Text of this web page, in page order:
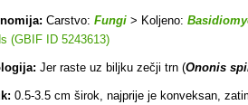
Carstvo: Fungi > Koljeno:
(GBIF ID 5243613)
Jer raste uz biljku zečji trn (Ononis
0.5-3.5 cm širok, najprije je konveksan,